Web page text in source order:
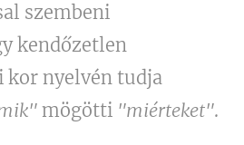
szembeni
kendőzetlen
kor nyelvén tudja
mögötti "miérteket".